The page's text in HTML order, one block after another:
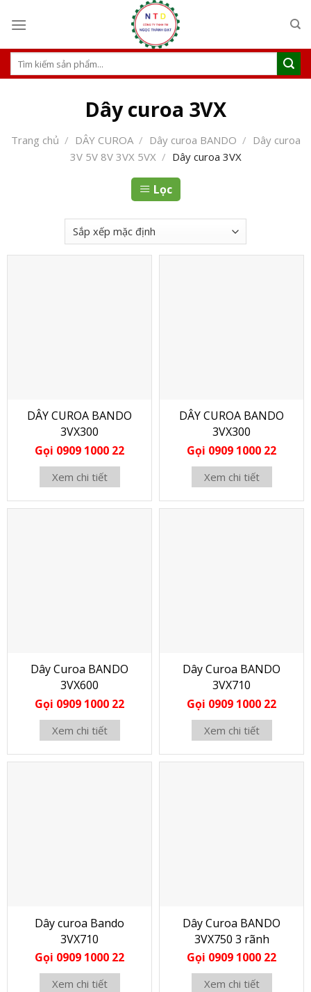
t
m
Dây curoa 3VX
Trang chủ / DÂY CUROA / Dây curoa BANDO / Dây curoa
3V 5V 8V 3VX 5VX / Dây curoa 3VX
Lọc
DÂY CUROA BANDO
3VX300
Gọi 0909 1000 22
Xem chi tiết
DÂY CUROA BANDO
3VX300
Gọi 0909 1000 22
Xem chi tiết
Dây Curoa BANDO
3VX600
Gọi 0909 1000 22
Xem chi tiết
Dây Curoa BANDO
3VX710
Gọi 0909 1000 22
Xem chi tiết
Dây curoa Bando
3VX710
Gọi 0909 1000 22
Xem chi tiết
Dây Curoa BANDO
3VX750 3 rãnh
Gọi 0909 1000 22
Xem chi tiết